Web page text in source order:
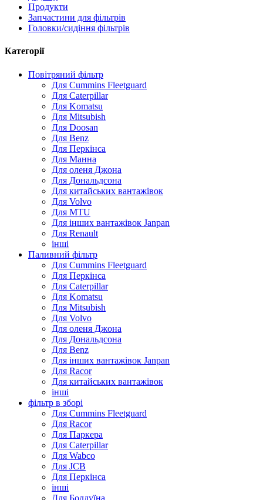
Продукти
Запчастини для фільтрів
Головки/сидіння фільтрів
Категорії
Повітряний фільтр
Для Cummins Fleetguard
Для Caterpillar
Для Komatsu
Для Mitsubish
Для Doosan
Для Benz
Для Перкінса
Для Манна
Для оленя Джона
Для Дональдсона
Для китайських вантажівок
Для Volvo
Для MTU
Для інших вантажівок Janpan
Для Renault
інші
Паливний фільтр
Для Cummins Fleetguard
Для Перкінса
Для Caterpillar
Для Komatsu
Для Mitsubish
Для Volvo
Для оленя Джона
Для Дональдсона
Для Benz
Для інших вантажівок Janpan
Для Racor
Для китайських вантажівок
інші
фільтр в зборі
Для Cummins Fleetguard
Для Racor
Для Паркера
Для Caterpillar
Для Wabco
Для JCB
Для Перкінса
інші
Для Болдуїна